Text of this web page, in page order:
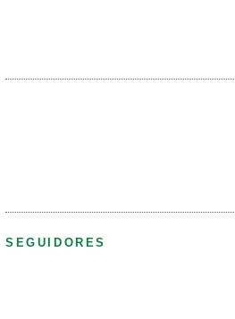
SEGUIDORES